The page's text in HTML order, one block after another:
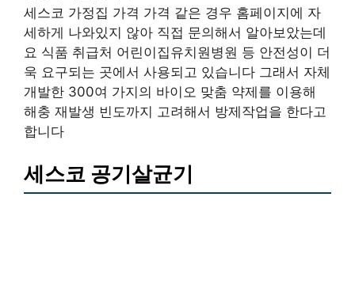
세스코 가정집 가격 가격 같은 경우 홈페이지에 자
세하게 나와있지 않아 직접 문의해서 알아보았는데
요 식품 취급처 어린이집유치원병원 등 안전성이 더
욱 요구되는 곳에서 사용되고 있습니다 그래서 자체
개발한 300여 가지의 바이오 맞춤 약제를 이용해
해충 재발생 빈도까지 고려해서 방제작업을 한다고
합니다
세스코 공기살균기